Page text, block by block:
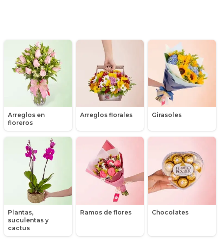
Arreglos en
floreros
Arreglos florales Girasoles
Plantas,
suculentas y
cactus
Ramos de flores Chocolates
Día de la secretaria
Flores y Regalos de Navidad
Gerberas
Girasoles
Globos
Graduación
Hipericum
Libros